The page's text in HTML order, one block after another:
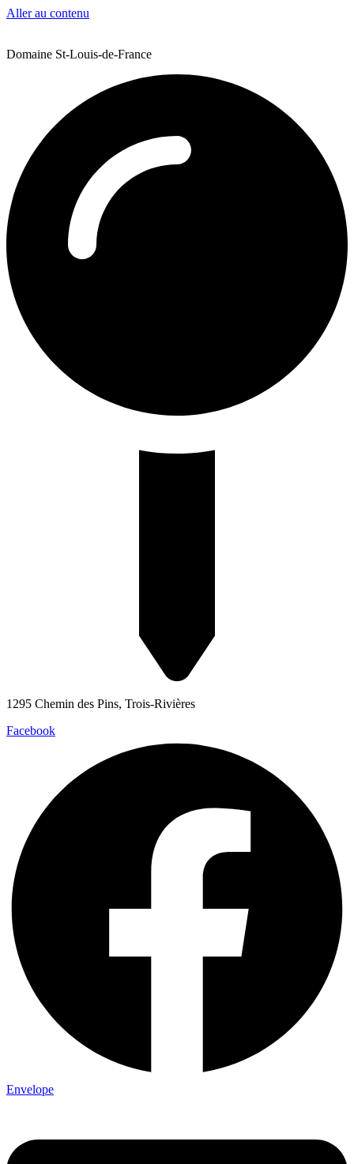
Aller au contenu
Domaine St-Louis-de-France
1295 Chemin des Pins, Trois-Rivières
Facebook
Envelope